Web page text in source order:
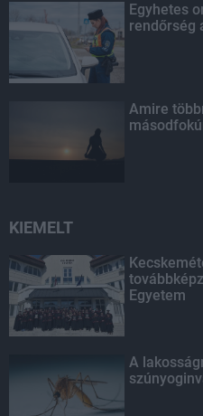
Egyhetes
rendőrség
Amire
KIEMELT
Egyetem
A